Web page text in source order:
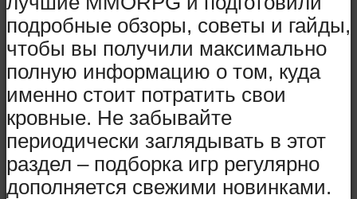
подробные обзоры, советы и гайды,
чтобы вы получили максимально
полную информацию о том, куда
именно стоит потратить свои
кровные. Не забывайте
периодически заглядывать в этот
раздел – подборка игр регулярно
дополняется свежими новинками.